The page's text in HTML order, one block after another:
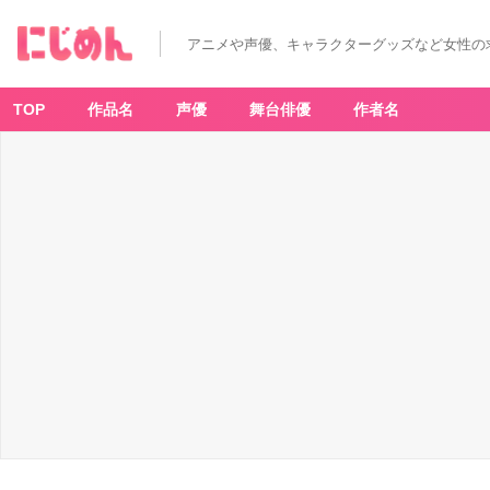
アニメや声優、キャラクターグッズなど女性
TOP 作品名 声優 舞台俳優 作者名